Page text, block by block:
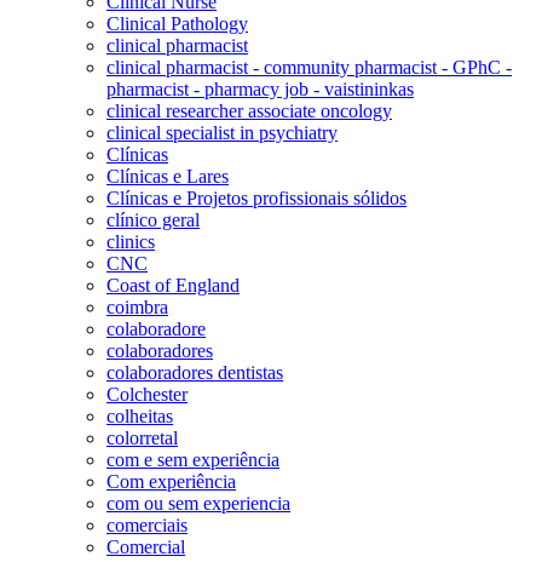
Clinical Pathology
clinical pharmacist
clinical pharmacist - community pharmacist - GPhC -
pharmacist - pharmacy job - vaistininkas
clinical researcher associate oncology
clinical specialist in psychiatry
Clínicas
Clínicas e Lares
Clínicas e Projetos profissionais sólidos
clínico geral
clinics
CNC
Coast of England
coimbra
colaboradore
colaboradores
colaboradores dentistas
Colchester
colheitas
colorretal
com e sem experiência
Com experiência
com ou sem experiencia
comerciais
Comercial